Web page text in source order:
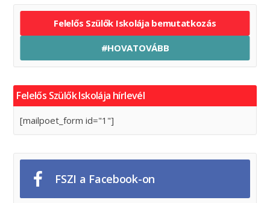
Felelős Szülők Iskolája bemutatkozás
#HOVATOVÁBB
Felelős Szülők Iskolája hírlevél
[mailpoet_form id="1"]
FSZI a Facebook-on